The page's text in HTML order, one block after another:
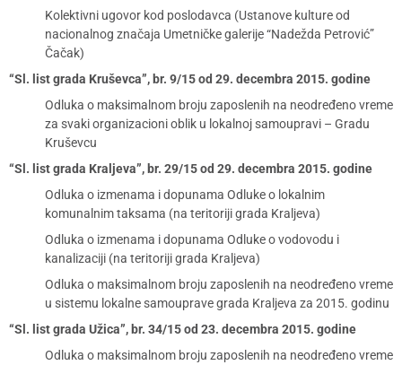
Kolektivni ugovor kod poslodavca (Ustanove kulture od
nacionalnog značaja Umetničke galerije “Nadežda Petrović”
Čačak)
“Sl. list grada Kruševca”, br. 9/15 od 29. decembra 2015. godine
Odluka o maksimalnom broju zaposlenih na neodređeno vreme
za svaki organizacioni oblik u lokalnoj samoupravi – Gradu
Kruševcu
“Sl. list grada Kraljeva”, br. 29/15 od 29. decembra 2015. godine
Odluka o izmenama i dopunama Odluke o lokalnim
komunalnim taksama (na teritoriji grada Kraljeva)
Odluka o izmenama i dopunama Odluke o vodovodu i
kanalizaciji (na teritoriji grada Kraljeva)
Odluka o maksimalnom broju zaposlenih na neodređeno vreme
u sistemu lokalne samouprave grada Kraljeva za 2015. godinu
“Sl. list grada Užica”, br. 34/15 od 23. decembra 2015. godine
Odluka o maksimalnom broju zaposlenih na neodređeno vreme